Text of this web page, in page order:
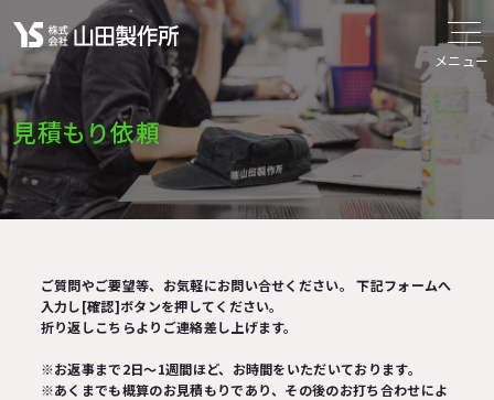
メニュー
見積もり依頼
ご質問やご要望等、お気軽にお問い合せください。 下記フォームへ
入力し[確認]ボタンを押してください。
折り返しこちらよりご連絡差し上げます。
※お返事まで2日～1週間ほど、お時間をいただいております。
※あくまでも概算のお見積もりであり、その後のお打ち合わせによ